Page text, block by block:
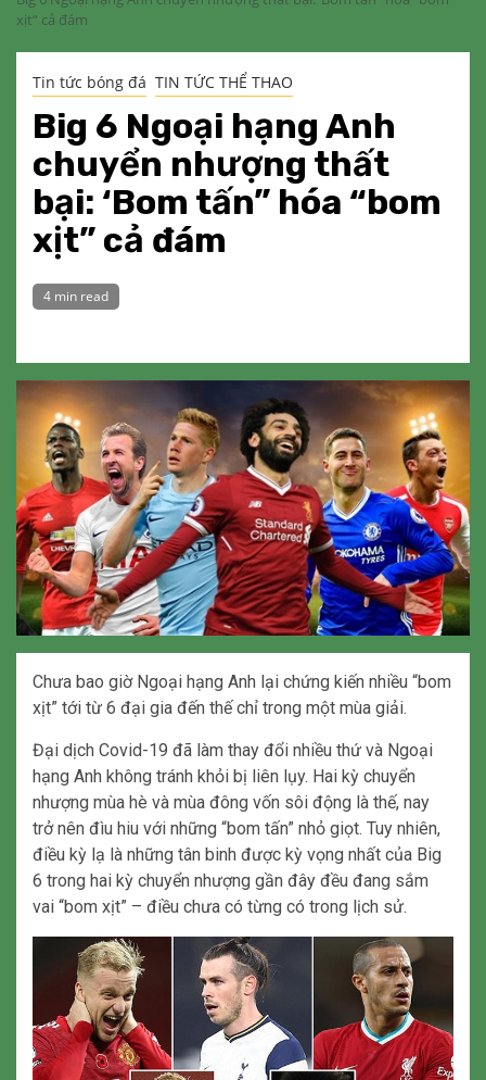
xịt” cả đám
Tin tức bóng đá TIN TỨC THỂ THAO
Big 6 Ngoại hạng Anh
chuyển nhượng thất
bại: ‘Bom tấn” hóa “bom
xịt” cả đám
4 min read
Chưa bao giờ Ngoại hạng Anh lại chứng kiến nhiều “bom
xịt” tới từ 6 đại gia đến thế chỉ trong một mùa giải.
Đại dịch Covid-19 đã làm thay đổi nhiều thứ và Ngoại
hạng Anh không tránh khỏi bị liên lụy. Hai kỳ chuyển
nhượng mùa hè và mùa đông vốn sôi động là thế, nay
trở nên đìu hiu với những “bom tấn” nhỏ giọt. Tuy nhiên,
điều kỳ lạ là những tân binh được kỳ vọng nhất của Big
6 trong hai kỳ chuyển nhượng gần đây đều đang sắm
vai “bom xịt” – điều chưa có từng có trong lịch sử.